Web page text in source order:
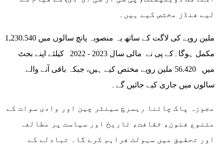
لیے فنڈز مختص کیے ہیں۔
1,230.540 ملین روپے کی لاگت کے ساتھ یہ منصوبہ پانچ سالوں میں
مکمل ہوگا۔کے پی نے مالی سال 2023 - 2022 کیلئے اپنے بجٹ
میں 56.420 ملین روپے مختص کیے ہیں، جبکہ باقی آنے والے
سالوں میں جاری کیے جائیں گے۔
مجوزہ پاک چائنا ریسرچ سینٹر چین اور وادی سوات کے
متنوع فنون، ثقافت، تاریخ اور سیاست پر مطالعہ
اور تحقیق میں سہولت فراہم کرے گا۔ تبادلے کے